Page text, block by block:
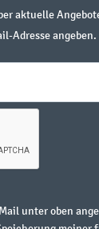
aktuelle
Adresse angeben.
unter oben